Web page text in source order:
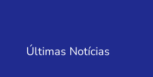
Últimas Notícias